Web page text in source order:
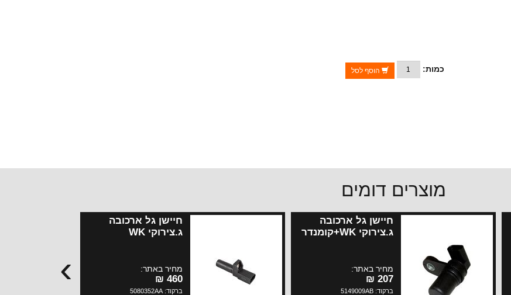
כמות: הוסף לסל
מוצרים דומים
חיישן גל ארכובה
ג.צירוקי WK+קומנדר
מחיר באתר:
207 ₪
ברקוד: 5149009AB
חיישן גל ארכובה
ג.צירוקי WK
מחיר באתר:
460 ₪
ברקוד: 5080352AA
›